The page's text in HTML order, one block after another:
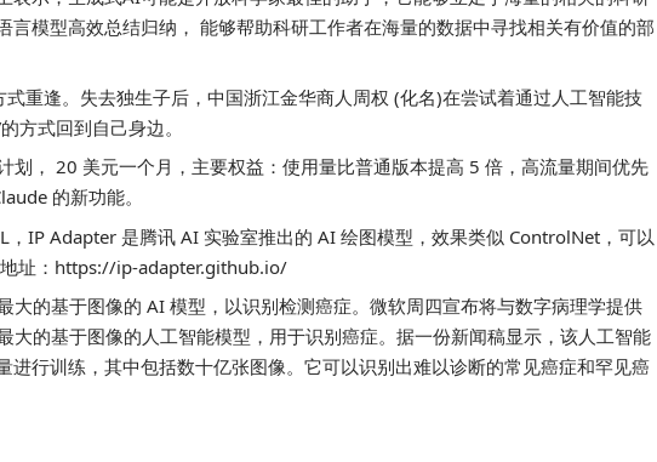
言模型高效总结归纳， 能够帮助科研工作者在海量的数据中寻找相关有价值的部
式重逢。失去独生子后，中国浙江金华商人周权 (化名)在尝试着通过人工智能技
方式回到自己身边。
划， 20 美元一个月，主要权益：使用量比普通版本提高 5 倍，高流量期间优先
的新功能。
，IP Adapter 是腾讯 AI 实验室推出的 AI 绘图模型，效果类似 ControlNet，可以
址： https://ip-adapter.github.io/
大的基于图像的 AI 模型，以识别检测癌症。微软周四宣布将与数字病理学提供
大的基于图像的人工智能模型，用于识别癌症。据一份新闻稿显示，该人工智能
进行训练，其中包括数十亿张图像。它可以识别出难以诊断的常见癌症和罕见癌